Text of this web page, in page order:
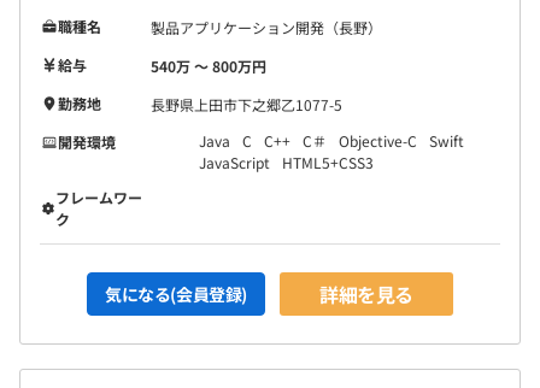
職種名
製品アプリケーション開発（長野）
給与
540万 〜 800万円
勤務地
長野県上田市下之郷乙1077-5
開発環境
Java C C++ C＃ Objective-C
Swift
JavaScript
HTML5+CSS3
フレームワー
ク
気になる(会員登録) 詳細を見る